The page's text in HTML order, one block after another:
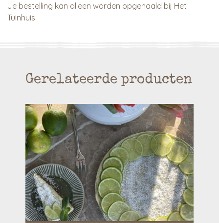
Je bestelling kan alleen worden opgehaald bij Het
Tuinhuis.
Gerelateerde producten